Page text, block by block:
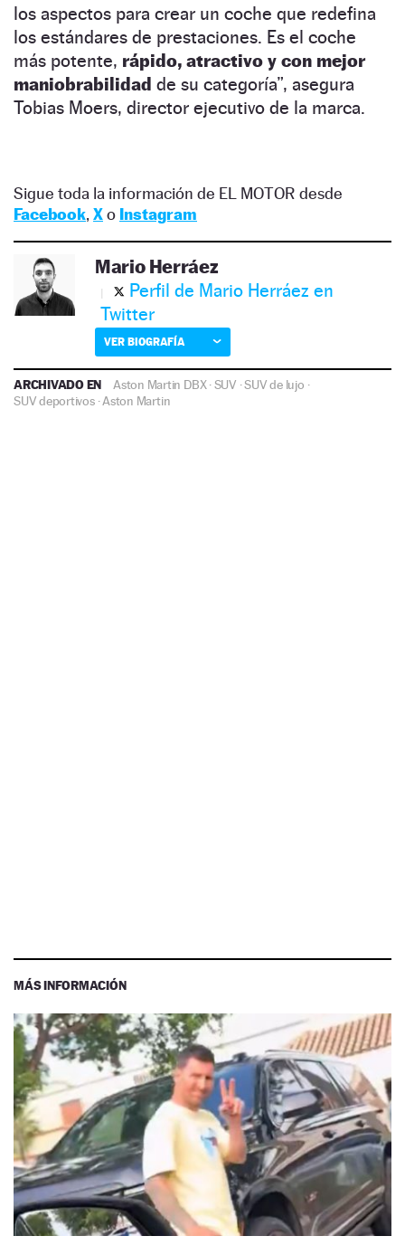
los aspectos para crear un coche que redefina
los estándares de prestaciones. Es el coche
más potente, rápido, atractivo y con mejor
maniobrabilidad de su categoría”, asegura
Tobias Moers, director ejecutivo de la marca.
Sigue toda la información de EL MOTOR desde
Facebook, Xo Instagram
Mario Herráez
Perfil de Mario Herráez en
Twitter
VER BIOGRAFÍA
ARCHIVADO EN Aston Martin DBX·SUV ·SUV de lujo ·
SUV deportivos·Aston Martin
MÁS INFORMACIÓN